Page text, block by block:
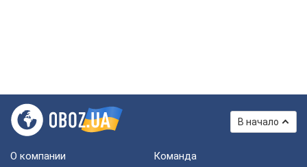
В начало
О компании Команда